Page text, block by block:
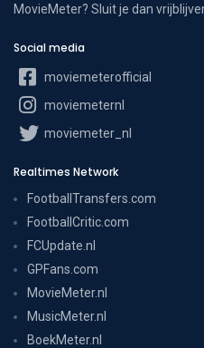
MovieMeter? Sluit je dan
Social media
moviemeterofficial
moviemeternl
moviemeter_nl
Realtimes Network
FootballTransfers.com
FootballCritic.com
FCUpdate.nl
GPFans.com
MovieMeter.nl
MusicMeter.nl
BoekMeter.nl